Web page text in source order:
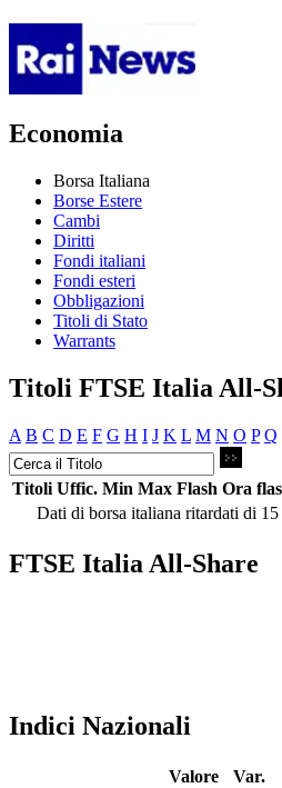
Economia
Borsa Italiana
Borse Estere
Cambi
Diritti
Fondi italiani
Fondi esteri
Obbligazioni
Titoli di Stato
Warrants
Titoli FTSE Italia All-
A B C D E F G H I J K L M N O P Q
Titoli Uffic. Min Max Flash Ora
Dati di borsa italiana ritardati di
FTSE Italia All-Share
Indici Nazionali
Valore
Var.